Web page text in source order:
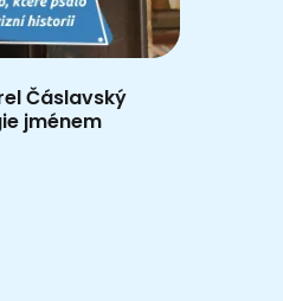
Čáslavský
jménem